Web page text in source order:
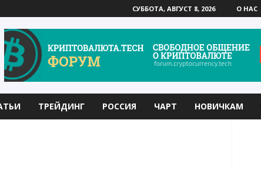
СУББОТА, АВГУСТ 8, 2026 О НАС
ТРЕЙДИНГ РОССИЯ ЧАРТ НОВИЧКАМ